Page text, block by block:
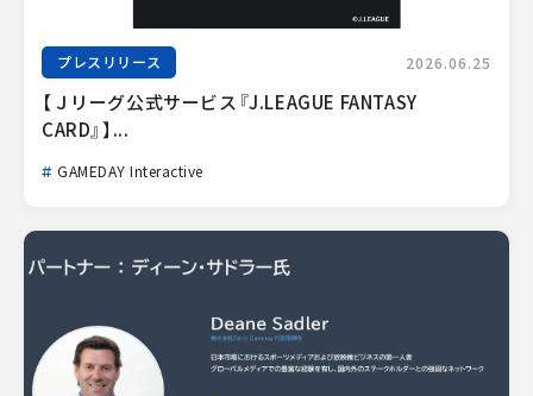
プレスリリース 2026.06.25
【Ｊリーグ公式サービス『J.LEAGUE FANTASY
CARD』】...
GAMEDAY Interactive